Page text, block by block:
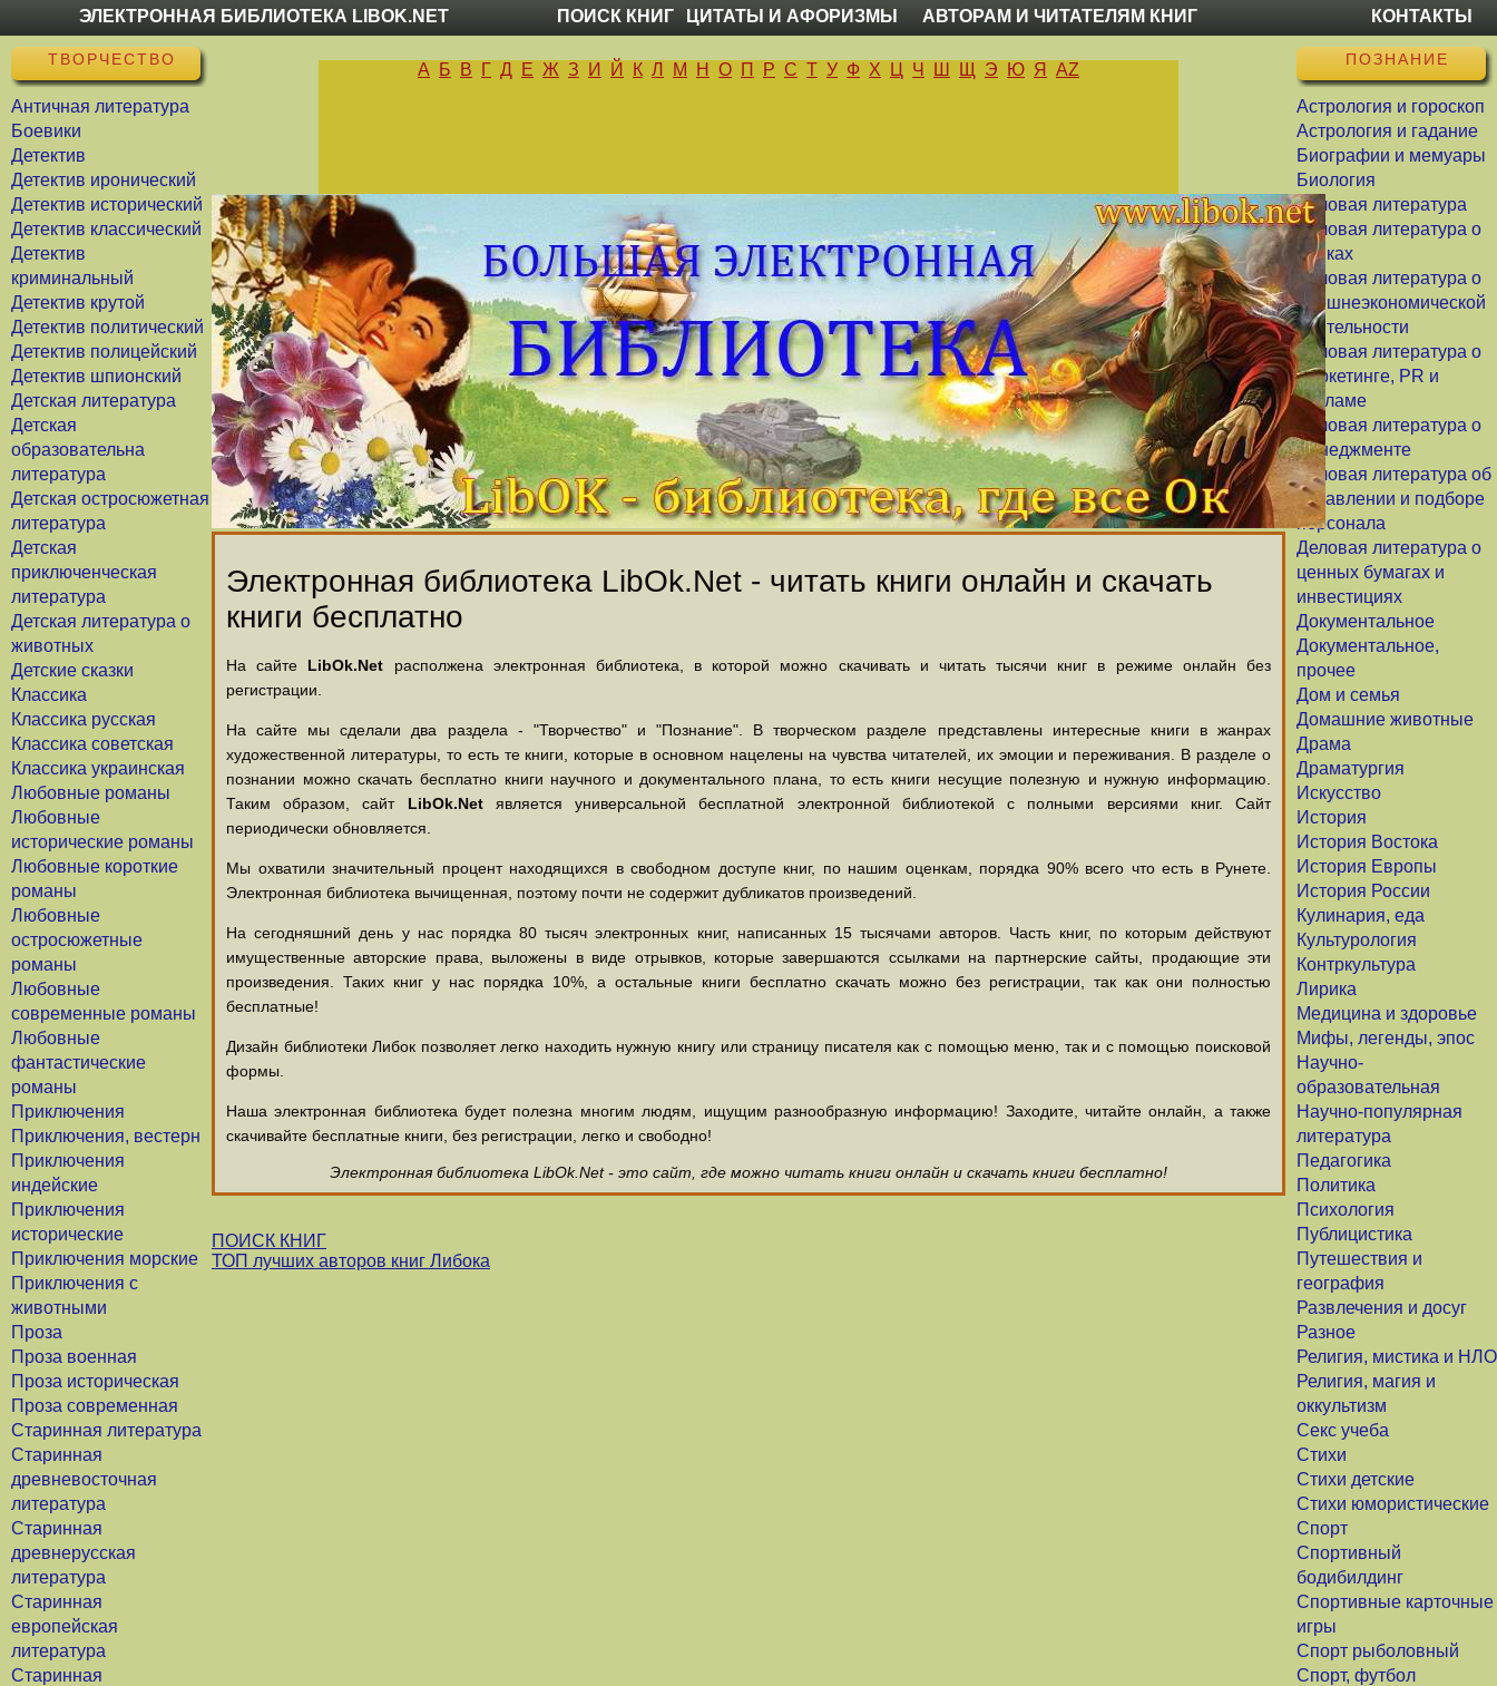
ЭЛЕКТРОННАЯ БИБЛИОТЕКА LIBOK.NET ПОИСК КНИГ ЦИТАТЫ И АФОРИЗМЫ АВТОРАМ И ЧИТАТЕЛЯМ КНИГ КОНТАКТЫ
ТВОРЧЕСТВО
Античная литература
Боевики
Детектив
Детектив иронический
Детектив исторический
Детектив классический
Детектив
криминальный
Детектив крутой
Детектив политический
Детектив полицейский
Детектив шпионский
Детская литература
Детская
образовательна
литература
Детская остросюжетная
литература
Детская
приключенческая
литература
Детская литература о
животных
Детские сказки
Классика
Классика русская
Классика советская
Классика украинская
Любовные романы
Любовные
исторические романы
Любовные короткие
романы
Любовные
остросюжетные
романы
Любовные
современные романы
Любовные
фантастические
романы
Приключения
Приключения, вестерн
Приключения
индейские
Приключения
исторические
Приключения морские
Приключения с
животными
Проза
Проза военная
Проза историческая
Проза современная
Старинная литература
Старинная
древневосточная
литература
Старинная
древнерусская
литература
Старинная
европейская
литература
Старинная
ПОЗНАНИЕ
Астрология и гороскоп
Астрология и гадание
Биографии и мемуары
Биология
Деловая литература
Деловая литература о
банках
Деловая литература о
внешнеэкономической
деятельности
Деловая литература о
маркетинге, PR и
рекламе
Деловая литература о
менеджменте
Деловая литература об
управлении и подборе
персонала
Деловая литература о
ценных бумагах и
инвестициях
Документальное
Документальное,
прочее
Дом и семья
Домашние животные
Драма
Драматургия
Искусство
История
История Востока
История Европы
История России
Кулинария, еда
Культурология
Контркультура
Лирика
Медицина и здоровье
Мифы, легенды, эпос
Научно-
образовательная
Научно-популярная
литература
Педагогика
Политика
Психология
Публицистика
Путешествия и
география
Развлечения и досуг
Разное
Религия, мистика и НЛО
Религия, магия и
оккультизм
Секс учеба
Стихи
Стихи детские
Стихи юмористические
Спорт
Спортивный
бодибилдинг
Спортивные карточные
игры
Спорт рыболовный
Спорт, футбол
А Б В Г Д Е Ж З И Й К Л М Н О П Р С Т У Ф Х Ц Ч Ш Щ Э Ю Я AZ
Электронная библиотека LibOk.Net - читать книги онлайн и скачать
книги бесплатно
На сайте LibOk.Net располжена электронная библиотека, в которой можно скачивать и читать тысячи книг в режиме онлайн без
регистрации.
На сайте мы сделали два раздела - "Творчество" и "Познание". В творческом разделе представлены интересные книги в жанрах
художественной литературы, то есть те книги, которые в основном нацелены на чувства читателей, их эмоции и переживания. В разделе о
познании можно скачать бесплатно книги научного и документального плана, то есть книги несущие полезную и нужную информацию.
Таким образом, сайт LibOk.Netявляется универсальной бесплатной электронной библиотекой с полными версиями книг. Сайт
периодически обновляется.
Мы охватили значительный процент находящихся в свободном доступе книг, по нашим оценкам, порядка 90% всего что есть в Рунете.
Электронная библиотека вычищенная, поэтому почти не содержит дубликатов произведений.
На сегодняшний день у нас порядка 80 тысяч электронных книг, написанных 15 тысячами авторов. Часть книг, по которым действуют
имущественные авторские права, выложены в виде отрывков, которые завершаются ссылками на партнерские сайты, продающие эти
произведения. Таких книг у нас порядка 10%, а остальные книги бесплатно скачать можно без регистрации, так как они полностью
бесплатные!
Дизайн библиотеки Либок позволяет легко находить нужную книгу или страницу писателя как с помощью меню, так и с помощью поисковой
формы.
Наша электронная библиотека будет полезна многим людям, ищущим разнообразную информацию! Заходите, читайте онлайн, а также
скачивайте бесплатные книги, без регистрации, легко и свободно!
Электронная библиотека LibOk.Net - это сайт, где можно читать книги онлайн и скачать книги бесплатно!
ПОИСК КНИГ
ТОП лучших авторов книг Либока